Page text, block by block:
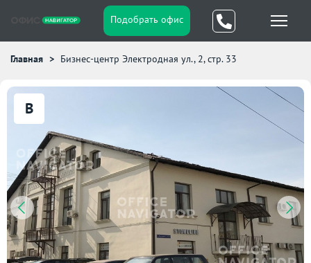
Подобрать офис
Главная Бизнес-центр Электродная ул., 2, стр. 33
B